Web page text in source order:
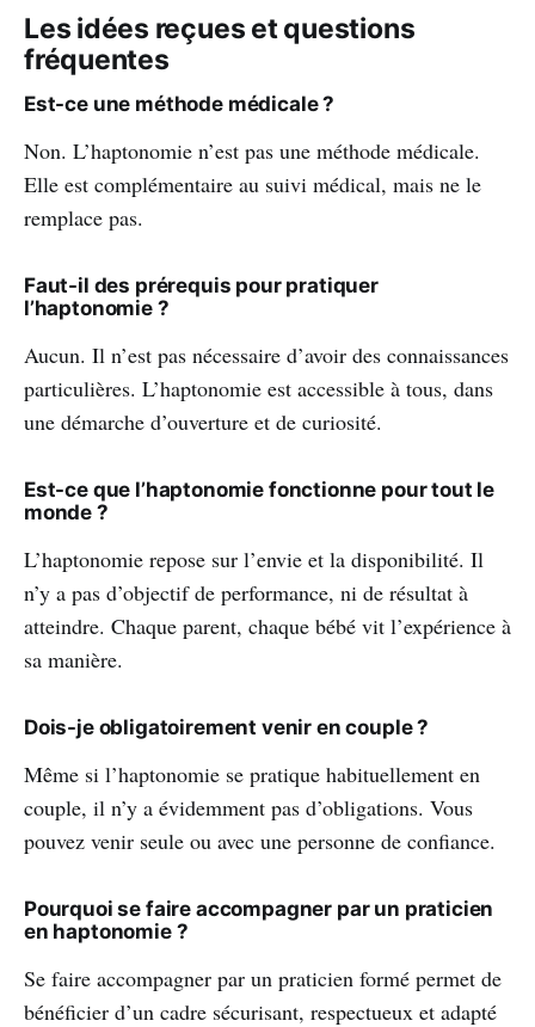
Les idées reçues et questions
fréquentes
Est-ce une méthode médicale ?
Non. L’haptonomie n’est pas une méthode médicale.
Elle est complémentaire au suivi médical, mais ne le
remplace pas.
Faut-il des prérequis pour pratiquer
l’haptonomie ?
Aucun. Il n’est pas nécessaire d’avoir des connaissances
particulières. L’haptonomie est accessible à tous, dans
une démarche d’ouverture et de curiosité.
Est-ce que l’haptonomie fonctionne pour tout le
monde ?
L’haptonomie repose sur l’envie et la disponibilité. Il
n’y a pas d’objectif de performance, ni de résultat à
atteindre. Chaque parent, chaque bébé vit l’expérience à
sa manière.
Dois-je obligatoirement venir en couple ?
Même si l’haptonomie se pratique habituellement en
couple, il n’y a évidemment pas d’obligations. Vous
pouvez venir seule ou avec une personne de confiance.
Pourquoi se faire accompagner par un praticien
en haptonomie ?
Se faire accompagner par un praticien formé permet de
bénéficier d’un cadre sécurisant, respectueux et adapté